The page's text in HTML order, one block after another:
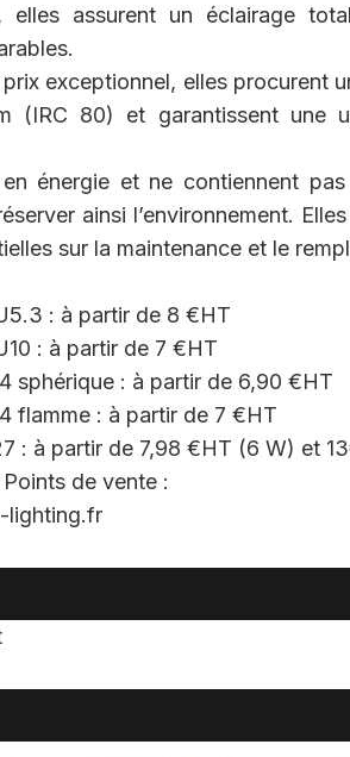
elles assurent un éclairage
exceptionnel, elles procurent
(IRC 80) et garantissent une
énergie et ne contiennent
ainsi l’environnement.
sur la maintenance et le
: à partir de 8 €HT
: à partir de 7 €HT
sphérique : à partir de 6,90 €HT
flamme : à partir de 7 €HT
: à partir de 7,98 €HT (6 W) et
de vente :
lighting.fr